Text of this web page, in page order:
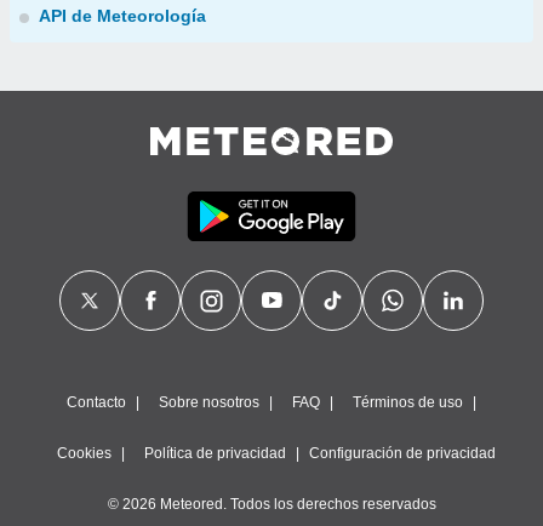
API de Meteorología
Contacto Sobre nosotros FAQ Términos de uso
Cookies Política de privacidad Configuración de privacidad
© 2026 Meteored. Todos los derechos reservados